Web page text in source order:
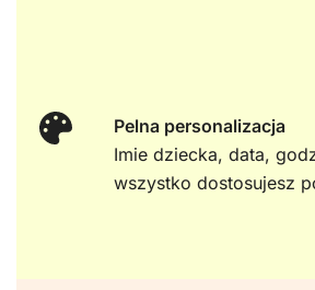
Pelna personalizacja
Imie dziecka, data,
wszystko dostosujesz